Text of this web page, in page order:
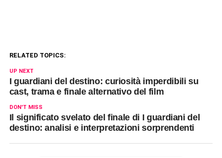
RELATED TOPICS:
UP NEXT
I guardiani del destino: curiosità imperdibili su
cast, trama e finale alternativo del film
DON'T MISS
Il significato svelato del finale di I guardiani del
destino: analisi e interpretazioni sorprendenti